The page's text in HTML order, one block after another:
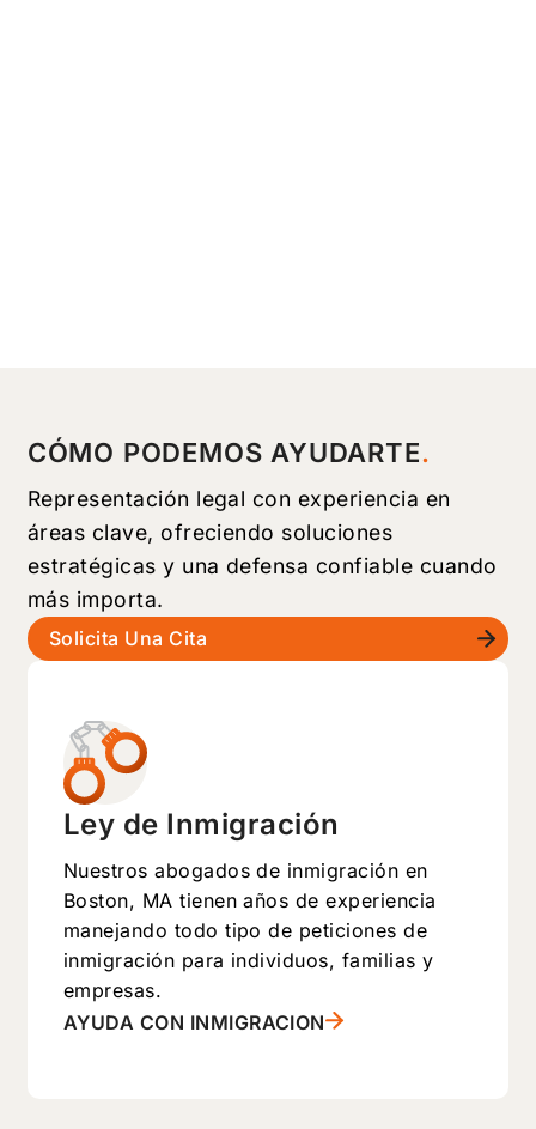
CÓMO PODEMOS AYUDARTE
Representación legal con experiencia en
áreas clave, ofreciendo soluciones
estratégicas y una defensa confiable cuando
más importa.
Solicita Una Cita
Ley de Inmigración
Nuestros abogados de inmigración en
Boston, MA tienen años de experiencia
manejando todo tipo de peticiones de
inmigración para individuos, familias y
empresas.
AYUDA CON INMIGRACION